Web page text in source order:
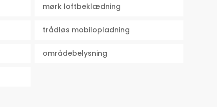
mørk loftbeklædning
trådløs mobilopladning
områdebelysning